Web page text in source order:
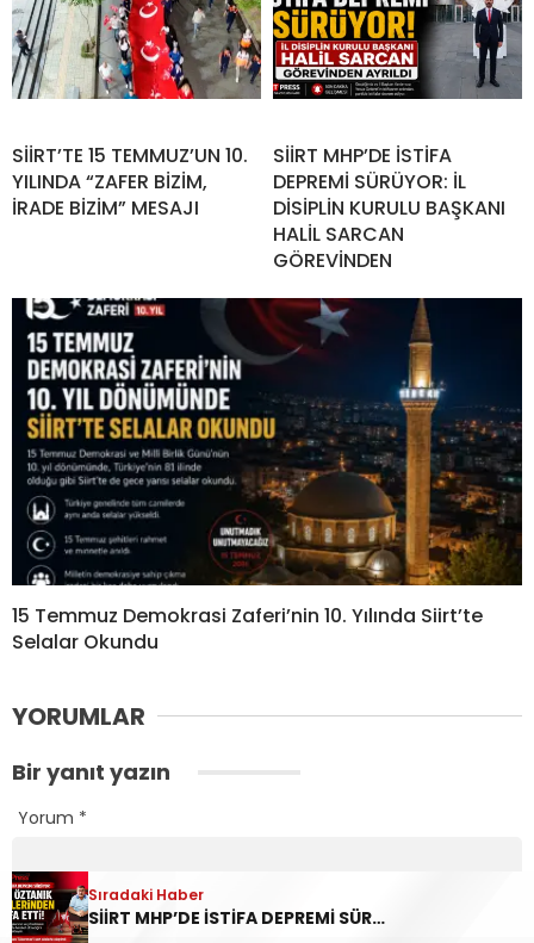
SİİRT’TE 15 TEMMUZ’UN 10.
YILINDA “ZAFER BİZİM,
İRADE BİZİM” MESAJI
SİİRT MHP’DE İSTİFA
DEPREMİ SÜRÜYOR: İL
DİSİPLİN KURULU BAŞKANI
HALİL SARCAN
GÖREVİNDEN
15 Temmuz Demokrasi Zaferi’nin 10. Yılında Siirt’te
Selalar Okundu
YORUMLAR
Bir yanıt yazın
Yorum *
Sıradaki Haber
SİİRT MHP’DE İSTİFA DEPREMİ SÜRÜYOR: YAVUZ ÖZTANIK GÖREVLERİNDEN AYRILDI